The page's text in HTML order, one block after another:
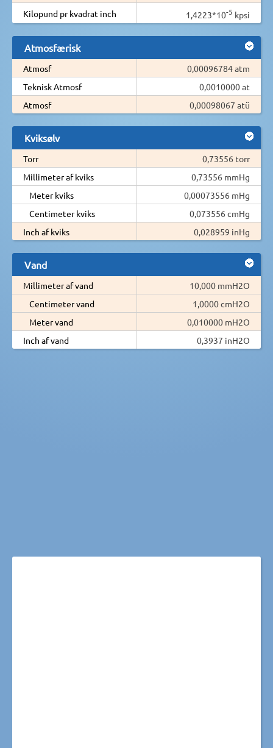
Kilopund pr kvadrat inch 1,4223*10-5 kpsi
Atmosfærisk
Atmosf
0,00096784 atm
Teknisk Atmosf
0,0010000 at
Atmosf
0,00098067 atü
Kviksølv
Torr
0,73556 torr
Millimeter af kviks
0,73556 mmHg
Meter kviks
0,00073556 mHg
Centimeter kviks
0,073556 cmHg
Inch af kviks
0,028959 inHg
Vand
Millimeter af vand
10,000 mmH2O
Centimeter vand
1,0000 cmH2O
Meter vand
0,010000 mH2O
Inch af vand
0,3937 inH2O